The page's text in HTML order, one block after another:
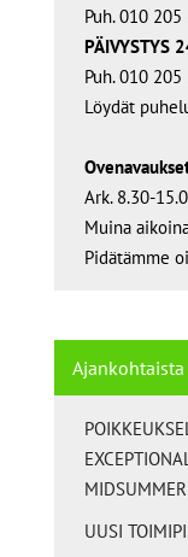
Puh. 010
PÄIVYSTYS
Puh. 010
Löydät
Ark. 8.30-
Muina
Pidätämme
Ajankohtaista
UUSI